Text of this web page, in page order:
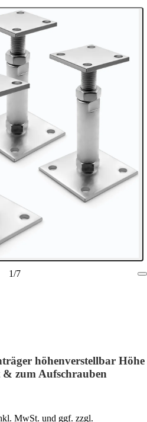
1/7
höhenverstellbar Höhe
zum Aufschrauben
MwSt. und ggf. zzgl.